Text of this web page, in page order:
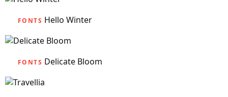
FONTS Hello Winter
FONTS Delicate Bloom